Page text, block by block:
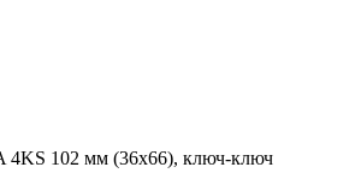
4KS 102 мм (36x66), ключ-ключ